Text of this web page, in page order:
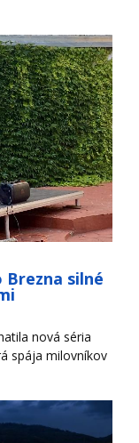
silné
nová séria
spája milovníkov